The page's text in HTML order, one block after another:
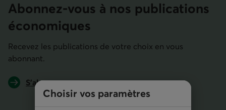
Choisir vos paramètres
Abonnez-vous à nos publications
écono­miques
Recevez les publications de votre choix en vous
abonnant.
S’abonner
aux publications économiques